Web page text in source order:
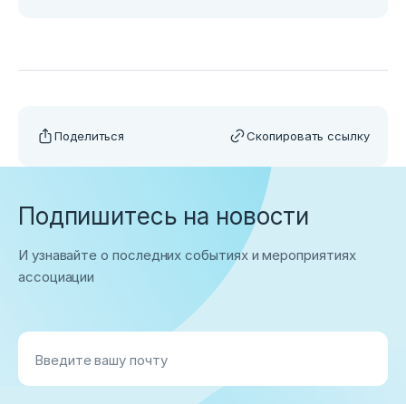
Поделиться Скопировать ссылку
Подпишитесь на новости
И узнавайте о последних событиях и мероприятиях
ассоциации
Введите вашу почту